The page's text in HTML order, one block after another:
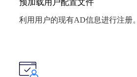
预加载用户配置文件
利用用户的现有AD信息进行注册。